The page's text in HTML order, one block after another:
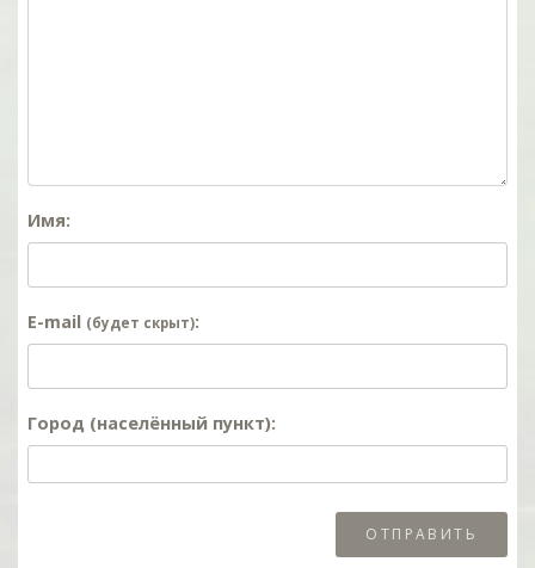
Имя:
E-mail (будет скрыт):
Город (населённый пункт):